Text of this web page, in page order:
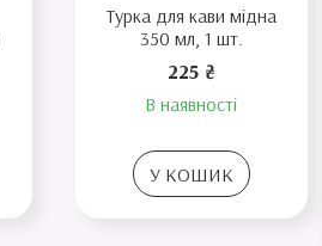
Турка для кави мідна
350 мл, 1 шт.
225 ₴
В наявності
У КОШИК